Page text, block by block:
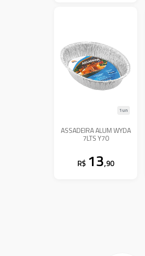
ASSADEIRA ALUM WYDA
7LTS Y70
1un
R$ 13,90